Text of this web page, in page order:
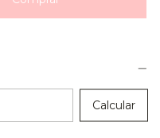
Calcular